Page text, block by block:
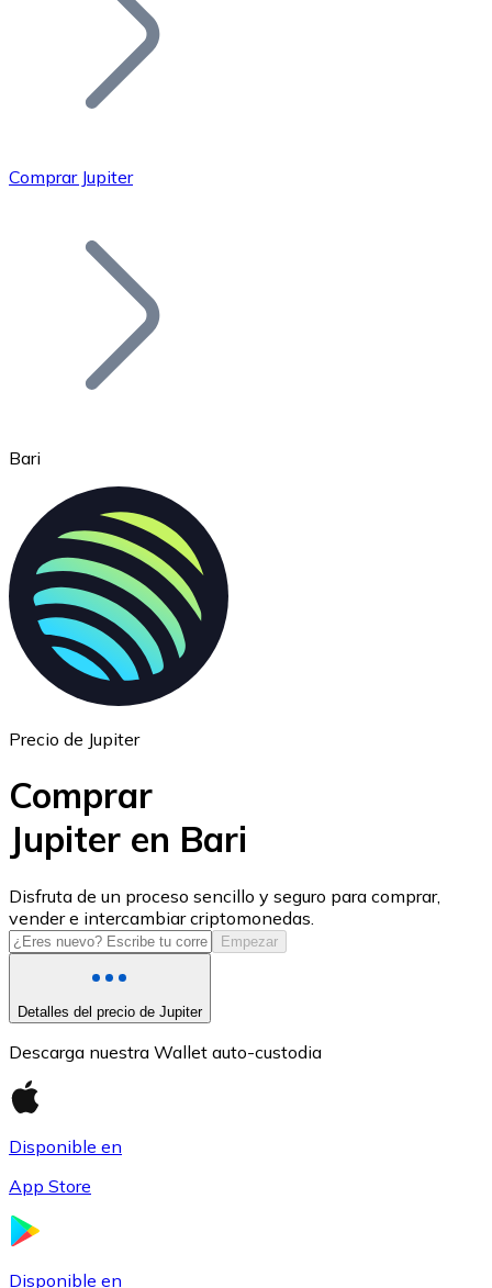
Bitcoin
Ethereum
ETH
USD Coin
USDC
Comprar Jupiter
Bari
Precio de Jupiter
Comprar
Jupiter en Bari
Disfruta de un proceso sencillo y seguro para comprar,
vender e intercambiar criptomonedas.
Empezar
Detalles del precio de Jupiter
Descarga nuestra Wallet auto-custodia
Disponible en
App Store
Disponible en